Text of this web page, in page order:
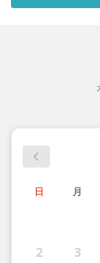
日 月
2 3